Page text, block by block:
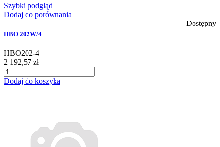
Szybki podgląd
Dodaj do porównania
Dostępny
HBO 202W/4
HBO202-4
2 192,57 zł
Dodaj do koszyka